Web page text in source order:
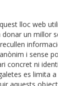
lloc web
un millor
i sense
concret ni
es limita a